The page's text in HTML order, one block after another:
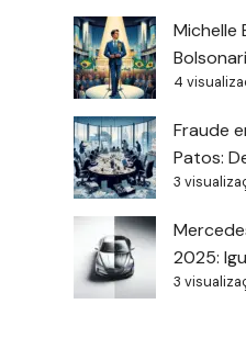
Michelle
4
Fraude
Patos:
3
2025:
3